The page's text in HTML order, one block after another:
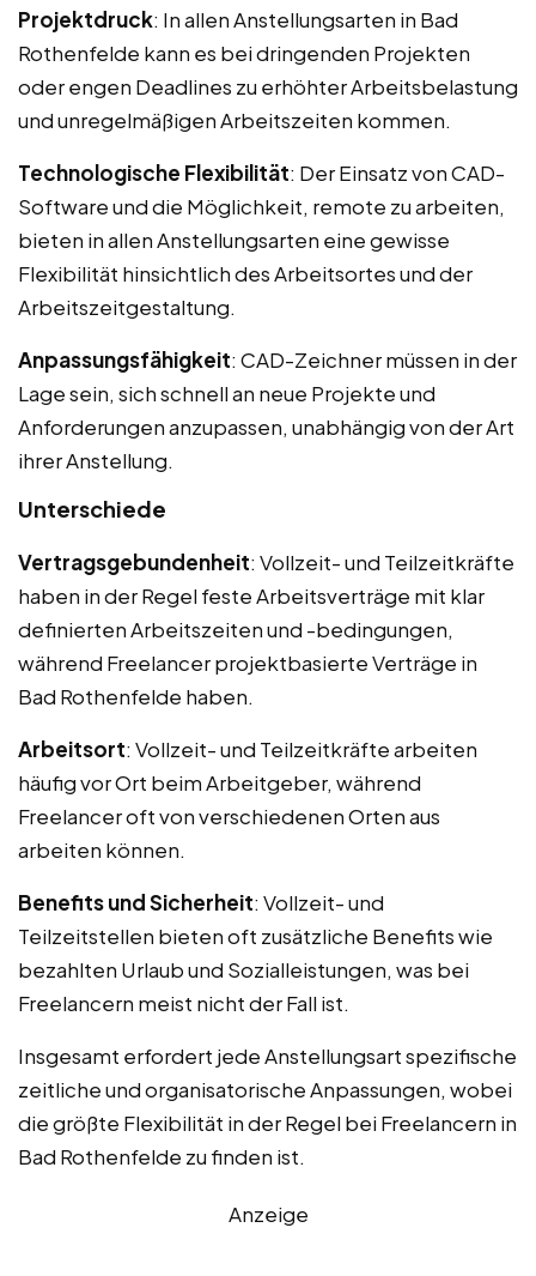
Projektdruck: In allen Anstellungsarten in Bad
Rothenfelde kann es bei dringenden Projekten
oder engen Deadlines zu erhöhter Arbeitsbelastung
und unregelmäßigen Arbeitszeiten kommen.
Technologische Flexibilität: Der Einsatz von CAD-
Software und die Möglichkeit, remote zu arbeiten,
bieten in allen Anstellungsarten eine gewisse
Flexibilität hinsichtlich des Arbeitsortes und der
Arbeitszeitgestaltung.
Anpassungsfähigkeit: CAD-Zeichner müssen in der
Lage sein, sich schnell an neue Projekte und
Anforderungen anzupassen, unabhängig von der Art
ihrer Anstellung.
Unterschiede
Vertragsgebundenheit: Vollzeit- und Teilzeitkräfte
haben in der Regel feste Arbeitsverträge mit klar
definierten Arbeitszeiten und -bedingungen,
während Freelancer projektbasierte Verträge in
Bad Rothenfelde haben.
Arbeitsort: Vollzeit- und Teilzeitkräfte arbeiten
häufig vor Ort beim Arbeitgeber, während
Freelancer oft von verschiedenen Orten aus
arbeiten können.
Benefits und Sicherheit: Vollzeit- und
Teilzeitstellen bieten oft zusätzliche Benefits wie
bezahlten Urlaub und Sozialleistungen, was bei
Freelancern meist nicht der Fall ist.
Insgesamt erfordert jede Anstellungsart spezifische
zeitliche und organisatorische Anpassungen, wobei
die größte Flexibilität in der Regel bei Freelancern in
Bad Rothenfelde zu finden ist.
Anzeige